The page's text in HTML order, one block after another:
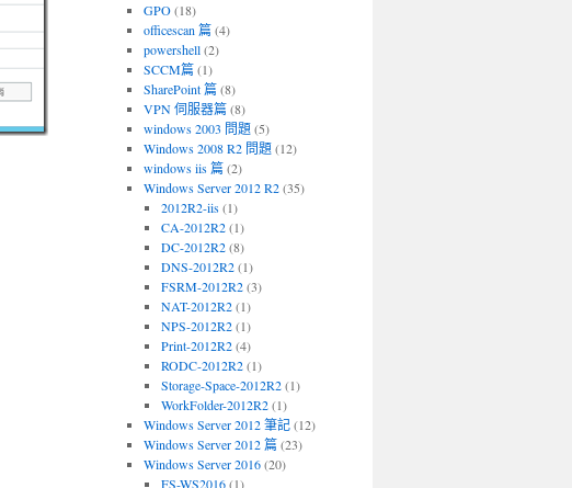
GPO(18)
officescan 篇(4)
powershell(2)
SCCM篇(1)
SharePoint 篇(8)
VPN 伺服器篇(8)
windows 2003 問題(5)
Windows 2008 R2 問題(12)
windows iis 篇(2)
Windows Server 2012 R2(35)
2012R2-iis(1)
CA-2012R2(1)
DC-2012R2(8)
DNS-2012R2(1)
FSRM-2012R2(3)
NAT-2012R2(1)
NPS-2012R2(1)
Print-2012R2(4)
RODC-2012R2(1)
Storage-Space-2012R2(1)
WorkFolder-2012R2(1)
Windows Server 2012 筆記(12)
Windows Server 2012 篇(23)
Windows Server 2016(20)
FS-WS2016(1)